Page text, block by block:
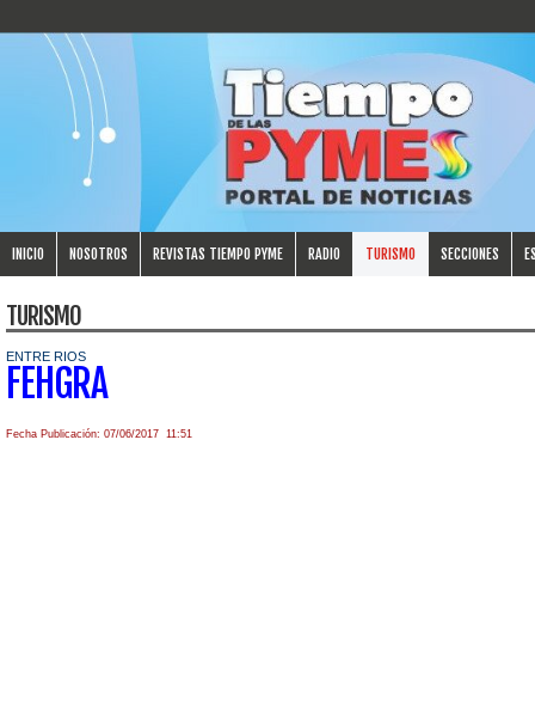
INICIO NOSOTROS REVISTAS TIEMPO PYME RADIO TURISMO SECCIONES
TURISMO
ENTRE RIOS
FEHGRA
Fecha Publicación: 07/06/2017 11:51